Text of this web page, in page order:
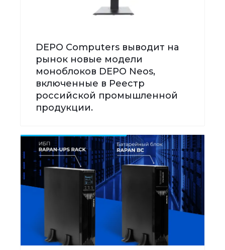
DEPO Computers выводит на
рынок новые модели
моноблоков DEPO Neos,
включенные в Реестр
российской промышленной
продукции.